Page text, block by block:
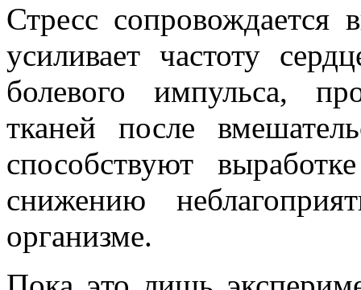
Стресс сопровождается
усиливает частоту
болевого импульса,
тканей после
способствуют
снижению
организме.